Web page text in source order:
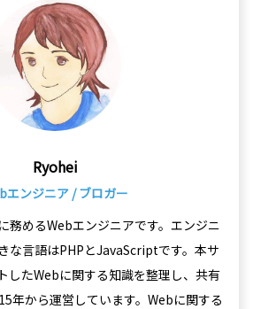
Ryohei
エンジニア / ブロガー
務めるWebエンジニアです。エンジニ
な言語はPHPとJavaScriptです。本サ
したWebに関する知識を整理し、共有
年から運営しています。Webに関する